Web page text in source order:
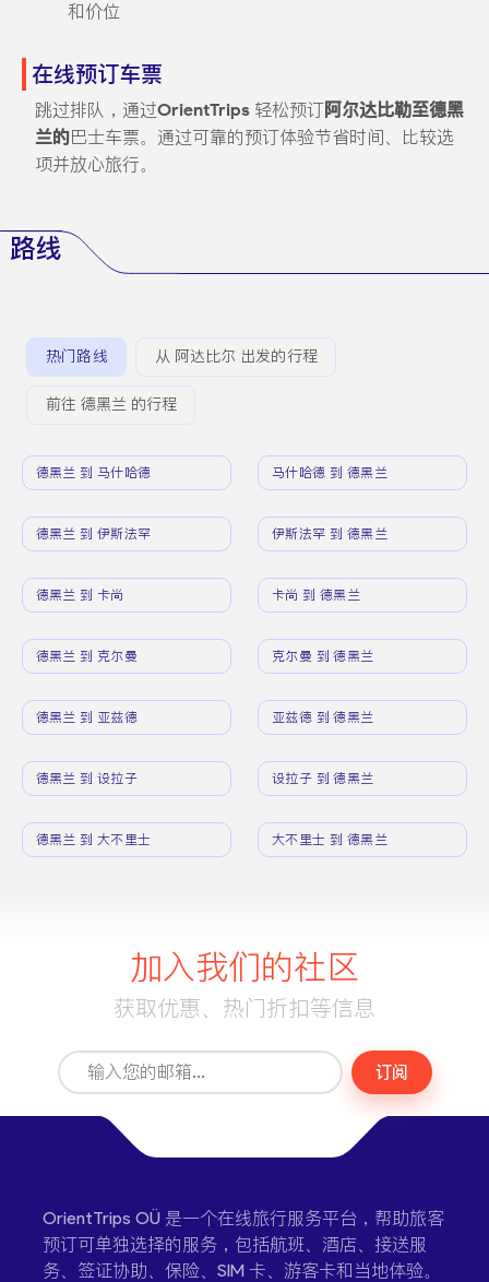
和价位
在线预订车票
跳过排队，通过OrientTrips轻松预订阿尔达比勒至德黑
兰的巴士车票。通过可靠的预订体验节省时间、比较选
项并放心旅行。
路线
热门路线 从 阿达比尔 出发的行程
前往 德黑兰 的行程
德黑兰 到 马什哈德 马什哈德 到 德黑兰
德黑兰 到 伊斯法罕 伊斯法罕 到 德黑兰
德黑兰 到 卡尚 卡尚 到 德黑兰
德黑兰 到 克尔曼 克尔曼 到 德黑兰
德黑兰 到 亚兹德 亚兹德 到 德黑兰
德黑兰 到 设拉子 设拉子 到 德黑兰
德黑兰 到 大不里士 大不里士 到 德黑兰
加入我们的社区
获取优惠、热门折扣等信息
订阅
OrientTrips OÜ 是一个在线旅行服务平台，帮助旅客
预订可单独选择的服务，包括航班、酒店、接送服
务、签证协助、保险、SIM 卡、游客卡和当地体验。